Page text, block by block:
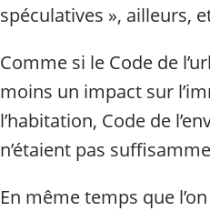
spéculatives », ailleurs,
Comme si le Code de
moins un impact sur
l’habitation, Code de
n’étaient pas
En même temps que